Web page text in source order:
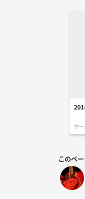
サー
ト」
このペ